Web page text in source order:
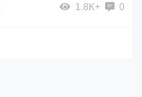
1.8K+ 0